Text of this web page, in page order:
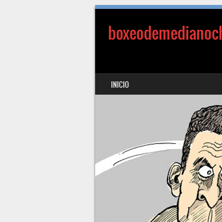
MENÚ
SALTAR AL CONTENIDO
INICIO